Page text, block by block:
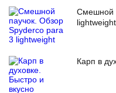
Смешной
Карп в